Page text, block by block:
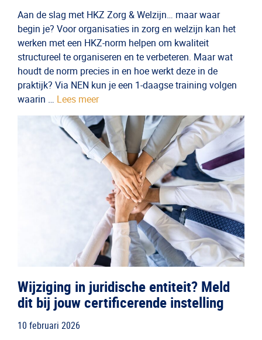
Aan de slag met HKZ Zorg & Welzijn… maar waar
begin je? Voor organisaties in zorg en welzijn kan het
werken met een HKZ-norm helpen om kwaliteit
structureel te organiseren en te verbeteren. Maar wat
houdt de norm precies in en hoe werkt deze in de
praktijk? Via NEN kun je een 1-daagse training volgen
waarin … Lees meer
Wijziging in juridische entiteit? Meld
dit bij jouw certificerende instelling
10 februari 2026